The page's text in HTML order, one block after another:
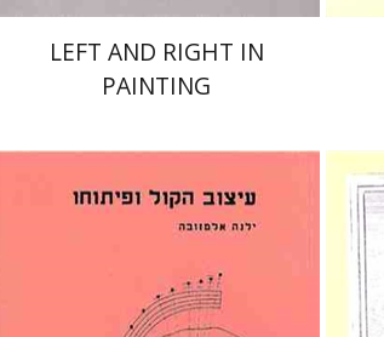
LEFT AND RIGHT IN
PAINTING
ילנה אלמזובה